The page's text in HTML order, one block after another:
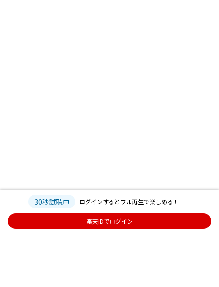
30秒試聴中 ログインするとフル再生で楽しめる！
楽天IDでログイン